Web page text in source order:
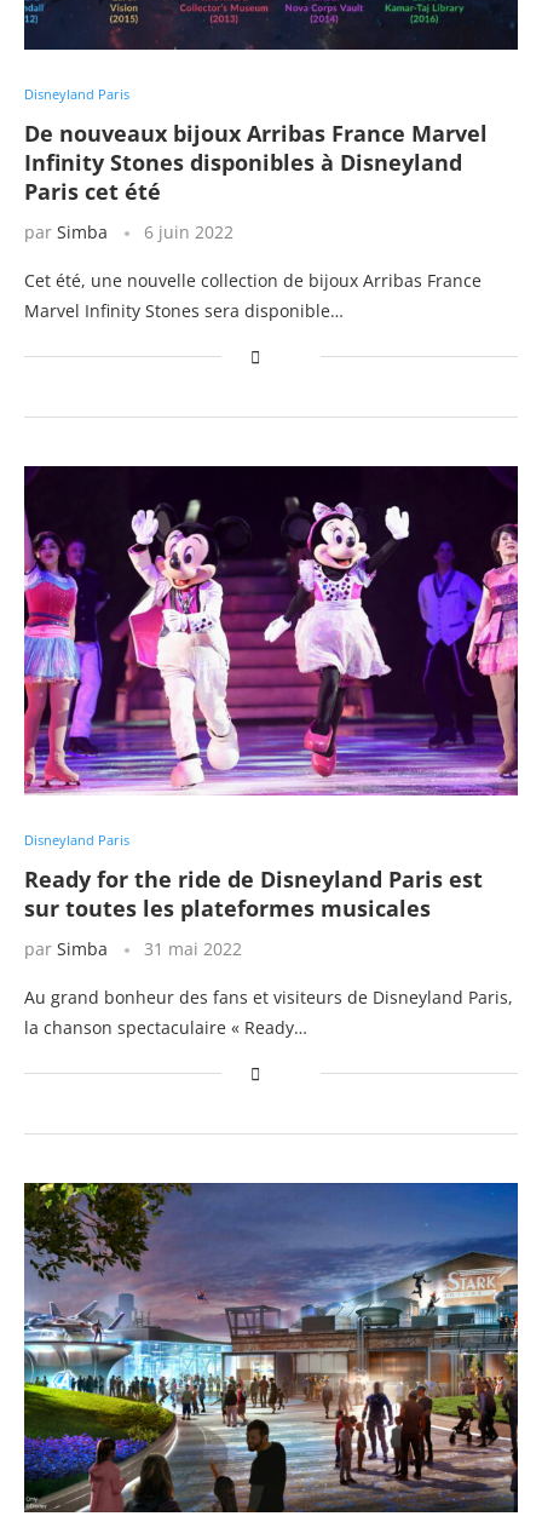
Disneyland Paris
De nouveaux bijoux Arribas France Marvel
Infinity Stones disponibles à Disneyland
Paris cet été
par Simba 6 juin 2022
Cet été, une nouvelle collection de bijoux Arribas France
Marvel Infinity Stones sera disponible…
Disneyland Paris
Ready for the ride de Disneyland Paris est
sur toutes les plateformes musicales
par Simba 31 mai 2022
Au grand bonheur des fans et visiteurs de Disneyland Paris,
la chanson spectaculaire « Ready…